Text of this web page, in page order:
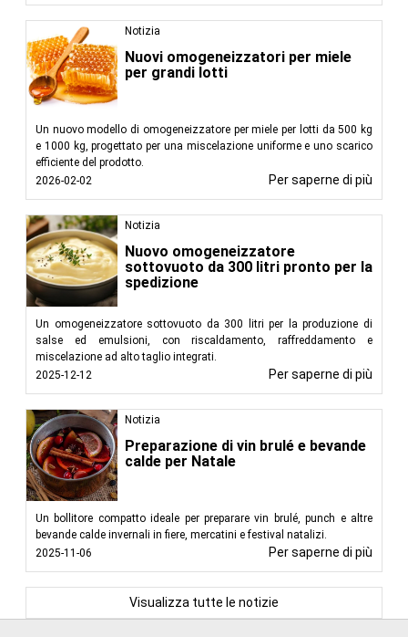
Notizia
Nuovi omogeneizzatori per miele
per grandi lotti
Un nuovo modello di omogeneizzatore per miele per lotti da 500 kg
e 1000 kg, progettato per una miscelazione uniforme e uno scarico
efficiente del prodotto.
2026-02-02
Per saperne di più
Notizia
Nuovo omogeneizzatore
sottovuoto da 300 litri pronto per la
spedizione
Un omogeneizzatore sottovuoto da 300 litri per la produzione di
salse ed emulsioni, con riscaldamento, raffreddamento e
miscelazione ad alto taglio integrati.
2025-12-12
Per saperne di più
Notizia
Preparazione di vin brulé e bevande
calde per Natale
Un bollitore compatto ideale per preparare vin brulé, punch e altre
bevande calde invernali in fiere, mercatini e festival natalizi.
2025-11-06
Per saperne di più
Visualizza tutte le notizie